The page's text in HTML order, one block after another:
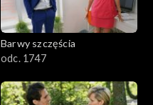
Barwy szczęścia
odc. 1747